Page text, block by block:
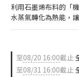
利用石墨烯布料的「
水蒸氣轉化為熱能，
至08/20 16:00截止
至08/31 16:00截止